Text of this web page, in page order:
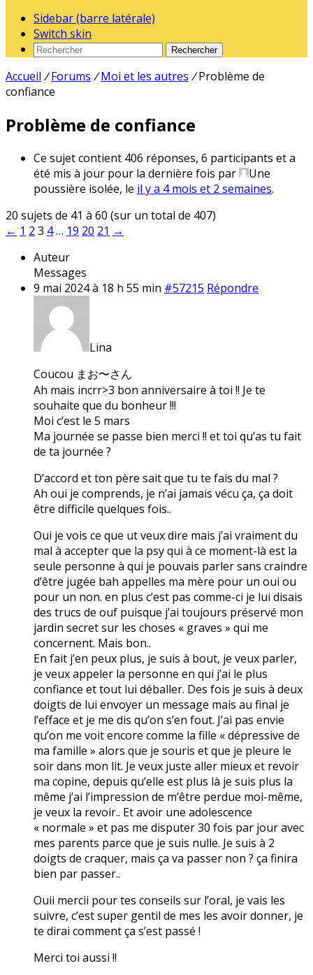
Sidebar (barre latérale)
Switch skin
Rechercher
Accueil / Forums / Moi et les autres / Problème de
confiance
Problème de confiance
Ce sujet contient 406 réponses, 6 participants et a
été mis à jour pour la dernière fois par
Une
poussière isolée, le il y a 4 mois et 2 semaines.
20 sujets de 41 à 60 (sur un total de 407)
← 1 2 3 4… 19 20 21 →
Auteur
Messages
9 mai 2024 à 18 h 55 min #57215 Répondre
Lina
Coucou まお〜さん
Ah mais incrr>3 bon anniversaire à toi !! Je te
souhaite que du bonheur !!!
Moi c’est le 5 mars
Ma journée se passe bien merci !! et toi qu’as tu fait
de ta journée ?
D’accord et ton père sait que tu te fais du mal ?
Ah oui je comprends, je n’ai jamais vécu ça, ça doit
être difficile quelques fois..
Oui je vois ce que ut veux dire mais j’ai vraiment du
mal à accepter que la psy qui à ce moment-là est la
seule personne à qui je pouvais parler sans craindre
d’être jugée bah appelles ma mère pour un oui ou
pour un non. en plus c’est pas comme-ci je lui disais
des trucs de ouf puisque j’ai toujours préservé mon
jardin secret sur les choses « graves » qui me
concernent. Mais bon..
En fait j’en peux plus, je suis à bout, je veux parler,
je veux appeler la personne en qui j’ai le plus
confiance et tout lui déballer. Des fois je suis à deux
doigts de lui envoyer un message mais au final je
l’efface et je me dis qu’on s’en fout. J’ai pas envie
qu’on me voit encore comme la fille « dépressive de
ma famille » alors que je souris et que je pleure le
soir dans mon lit. Je veux juste aller mieux et revoir
ma copine, depuis qu’elle est plus là je suis plus la
même j’ai l’impression de m’être perdue moi-même,
je veux la revoir.. Et avoir une adolescence
« normale » et pas me disputer 30 fois par jour avec
mes parents parce que je suis nulle. Je suis à 2
doigts de craquer, mais ça va passer non ? ça finira
bien par passer..
Ouii mercii pour tes conseils sur l’oral, je vais les
suivre, c’est super gentil de mes les avoir donner, je
te dirai comment ça s’est passé !
Merci toi aussi !!